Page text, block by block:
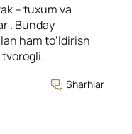
– tuxum va
. Bunday
ham to’ldirish
Sharhlar